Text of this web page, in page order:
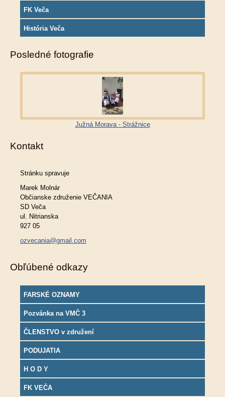
FK Veča
História Veča
Posledné fotografie
Južná Morava - Strážnice
Kontakt
Stránku spravuje
Marek Molnár
Občianske združenie VEČANIA
SD Veča
ul. Nitrianska
927 05
ozvecania@gmail.com
Obľúbené odkazy
FARSKÉ OZNAMY
Pozvánka na VMČ 3
ČLENSTVO v združení
PODUJATIA
H O D Y
FK VEČA